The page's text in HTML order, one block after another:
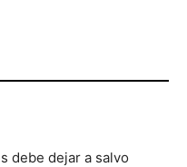
debe dejar a salvo